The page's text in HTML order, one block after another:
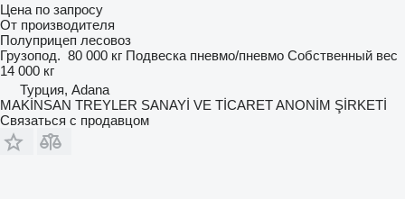
Цена по запросу
От производителя
Полуприцеп лесовоз
Грузопод. 80 000 кг Подвеска пневмо/пневмо Собственный вес
14 000 кг
Турция, Adana
MAKİNSAN TREYLER SANAYİ VE TİCARET ANONİM ŞİRKETİ
Связаться с продавцом